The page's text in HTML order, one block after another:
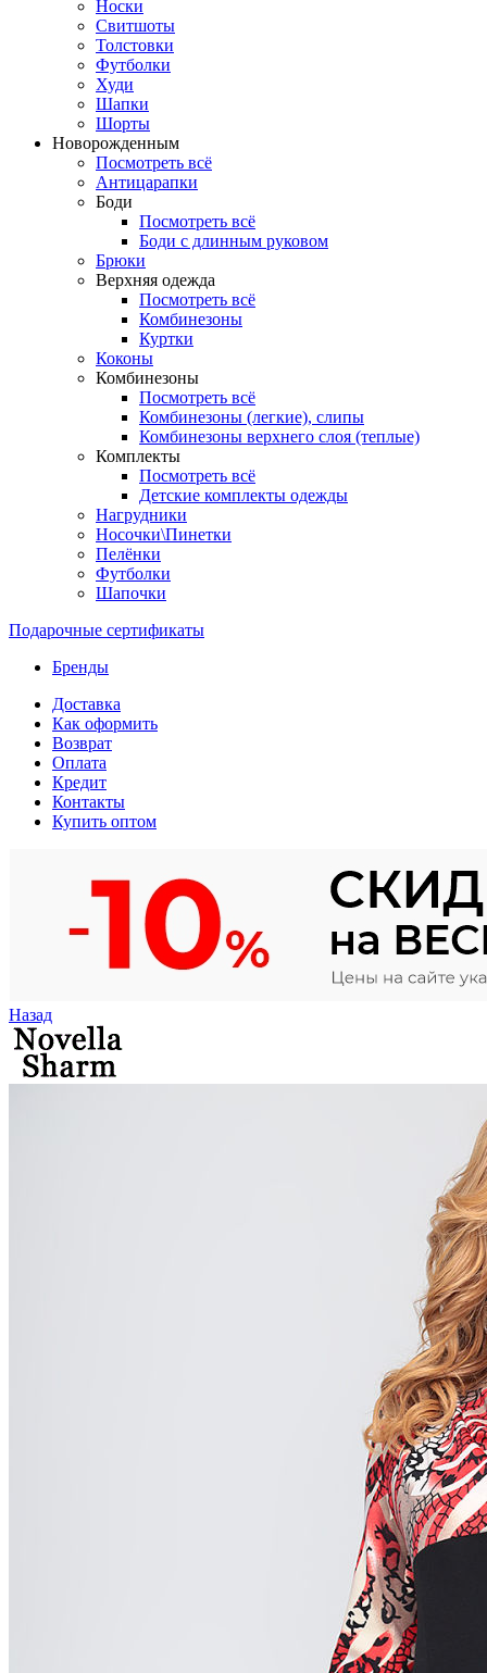
Носки
Свитшоты
Толстовки
Футболки
Худи
Шапки
Шорты
Новорожденным
Посмотреть всё
Антицарапки
Боди
Посмотреть всё
Боди с длинным руковом
Брюки
Верхняя одежда
Посмотреть всё
Комбинезоны
Куртки
Коконы
Комбинезоны
Посмотреть всё
Комбинезоны (легкие), слипы
Комбинезоны верхнего слоя (теплые)
Комплекты
Посмотреть всё
Детские комплекты одежды
Нагрудники
Носочки\Пинетки
Пелёнки
Футболки
Шапочки
Подарочные сертификаты
Бренды
Доставка
Как оформить
Возврат
Оплата
Кредит
Контакты
Купить оптом
Назад